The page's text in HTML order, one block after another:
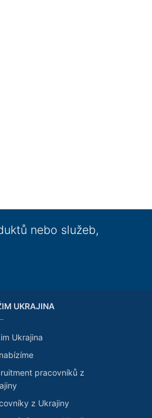
nebo služeb,
UKRAJINA
Ukrajina
pracovníků z
z Ukrajiny